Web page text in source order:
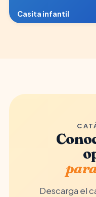
Casita infantil
Descarga el